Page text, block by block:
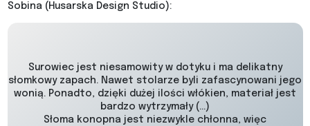
Sobina (Husarska Design Studio):
Surowiec jest niesamowity w dotyku i ma delikatny
słomkowy zapach. Nawet stolarze byli zafascynowani jego
wonią. Ponadto, dzięki dużej ilości włókien, materiał jest
bardzo wytrzymały (…)
Słoma konopna jest niezwykle chłonna, więc